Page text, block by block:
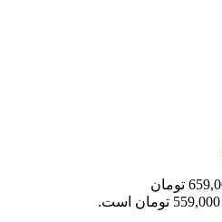
قیمت اصلی 659,000 تومان